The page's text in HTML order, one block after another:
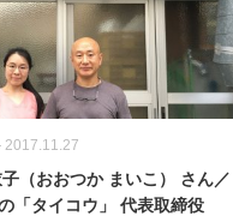
2017.11.27
（おおつか まいこ） さん／
「タイコウ」 代表取締役